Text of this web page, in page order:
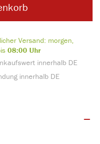
innerhalb DE
innerhalb DE
Versand: morgen,
08:00 Uhr